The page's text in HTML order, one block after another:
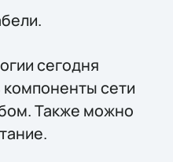
сегодня
сети
Также можно